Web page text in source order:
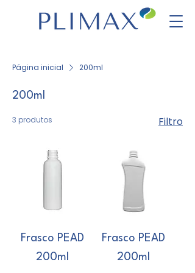
Página inicial 200ml
200ml
3 produtos Filtro
Frasco PEAD
200ml
Frasco PEAD
200ml